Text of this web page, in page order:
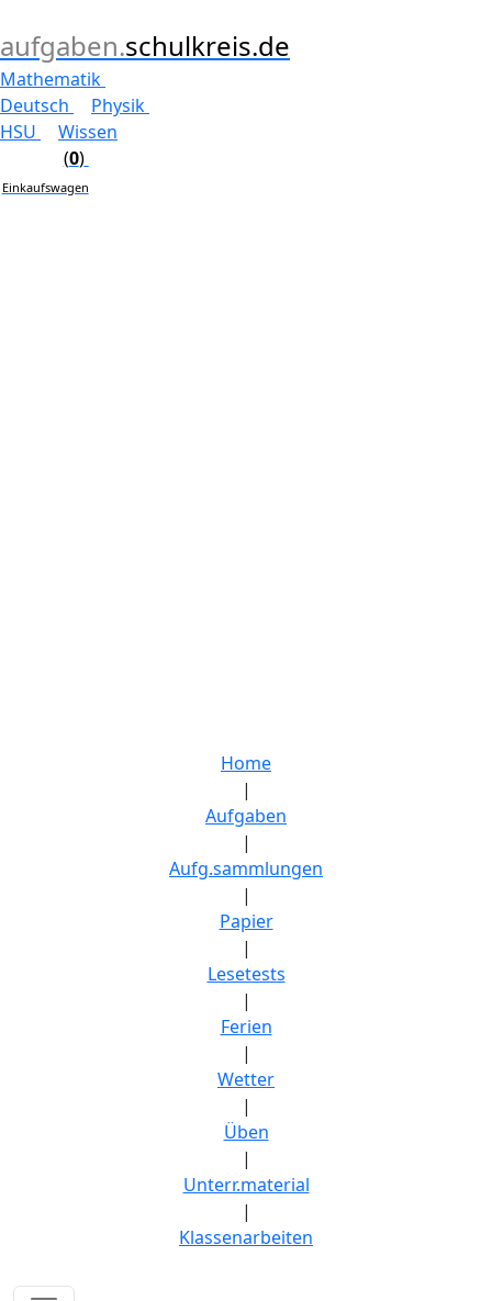
aufgaben.schulkreis.de
Mathematik
Deutsch
Physik
HSU
Wissen
(0)
Einkaufswagen
Home
|
Aufgaben
|
Aufg.sammlungen
|
Papier
|
Lesetests
|
Ferien
|
Wetter
|
Üben
|
Unterr.material
|
Klassenarbeiten